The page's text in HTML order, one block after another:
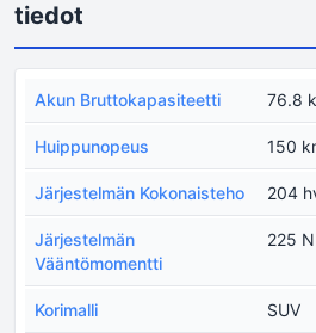
tiedot
Akun Bruttokapasiteetti 76.8
Huippunopeus 150
Järjestelmän Kokonaisteho 204
Järjestelmän
Vääntömomentti
225
Korimalli SUV